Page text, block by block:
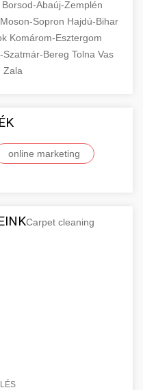
Borsod-Abaúj-Zemplén
Sopron Hajdú-Bihar
Komárom-Esztergom
Szatmár-Bereg Tolna Vas
Zala
online marketing
Carpet cleaning